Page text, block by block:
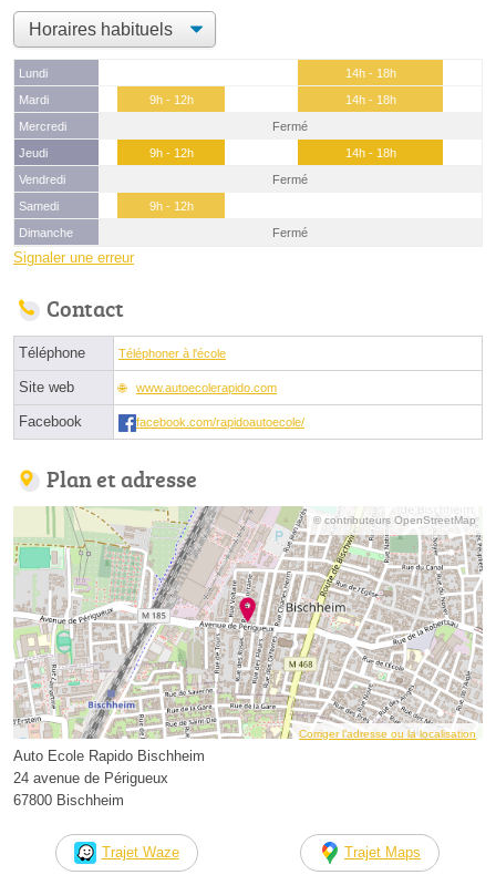
Lundi
14h - 18h
Mardi
9h - 12h
14h - 18h
Mercredi
Fermé
Jeudi
9h - 12h
14h - 18h
Vendredi
Fermé
Samedi
9h - 12h
Dimanche
Fermé
Signaler une erreur
Contact
Téléphone Téléphoner à l'école
Site web www.autoecolerapido.com
Facebook facebook.com/rapidoautoecole/
Plan et adresse
© contributeurs OpenStreetMap
Corriger l’adresse ou la localisation
Auto Ecole Rapido Bischheim
24 avenue de Périgueux
67800 Bischheim
Trajet Waze Trajet Maps